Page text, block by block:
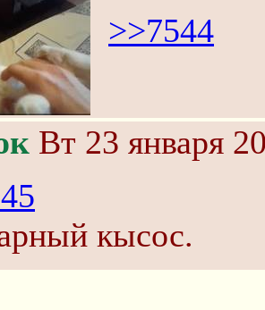
>>7544
Вт 23 января
кысос.